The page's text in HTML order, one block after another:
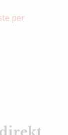
per